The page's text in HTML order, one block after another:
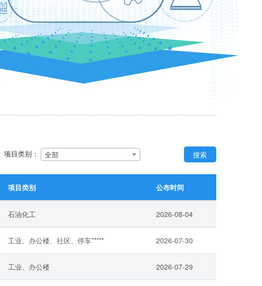
项目类别： 全部 搜索
项目类别 公布时间
石油化工 2026-08-04
工业、办公楼、社区、停车***** 2026-07-30
工业、办公楼 2026-07-29